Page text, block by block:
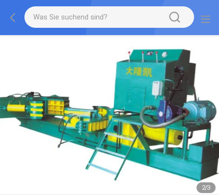
2/3